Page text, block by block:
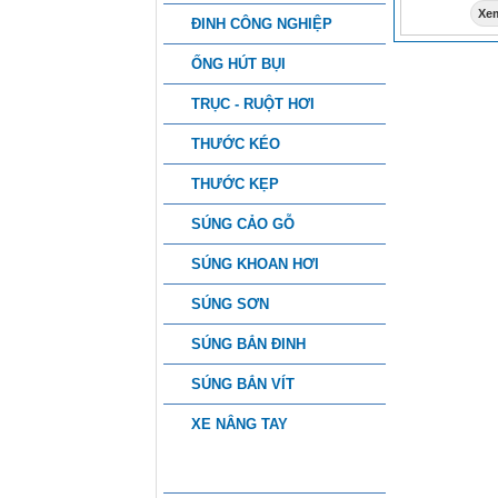
ĐINH CÔNG NGHIỆP
ỐNG HÚT BỤI
TRỤC - RUỘT HƠI
THƯỚC KÉO
THƯỚC KẸP
SÚNG CẢO GỖ
SÚNG KHOAN HƠI
SÚNG SƠN
SÚNG BẮN ĐINH
SÚNG BẮN VÍT
XE NÂNG TAY